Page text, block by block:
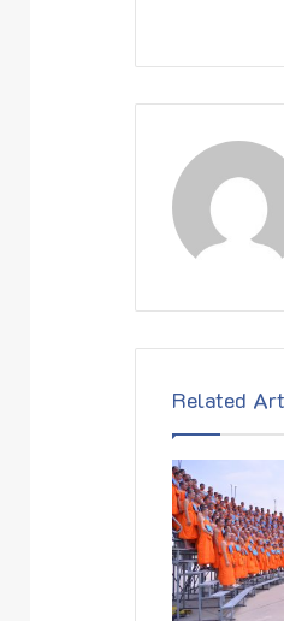
Related